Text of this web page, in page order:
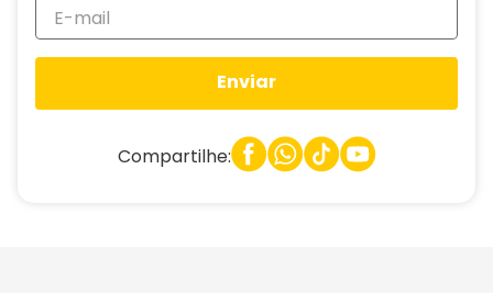
Enviar
Compartilhe: